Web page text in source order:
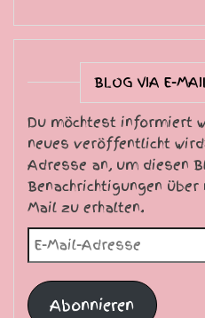
BLOG VIA E-
Du möchtest informiert
neues veröffentlicht
Adresse an, um diesen
Benachrichtigungen
Mail zu erhalten.
E-Mail-Adresse
Abonnieren